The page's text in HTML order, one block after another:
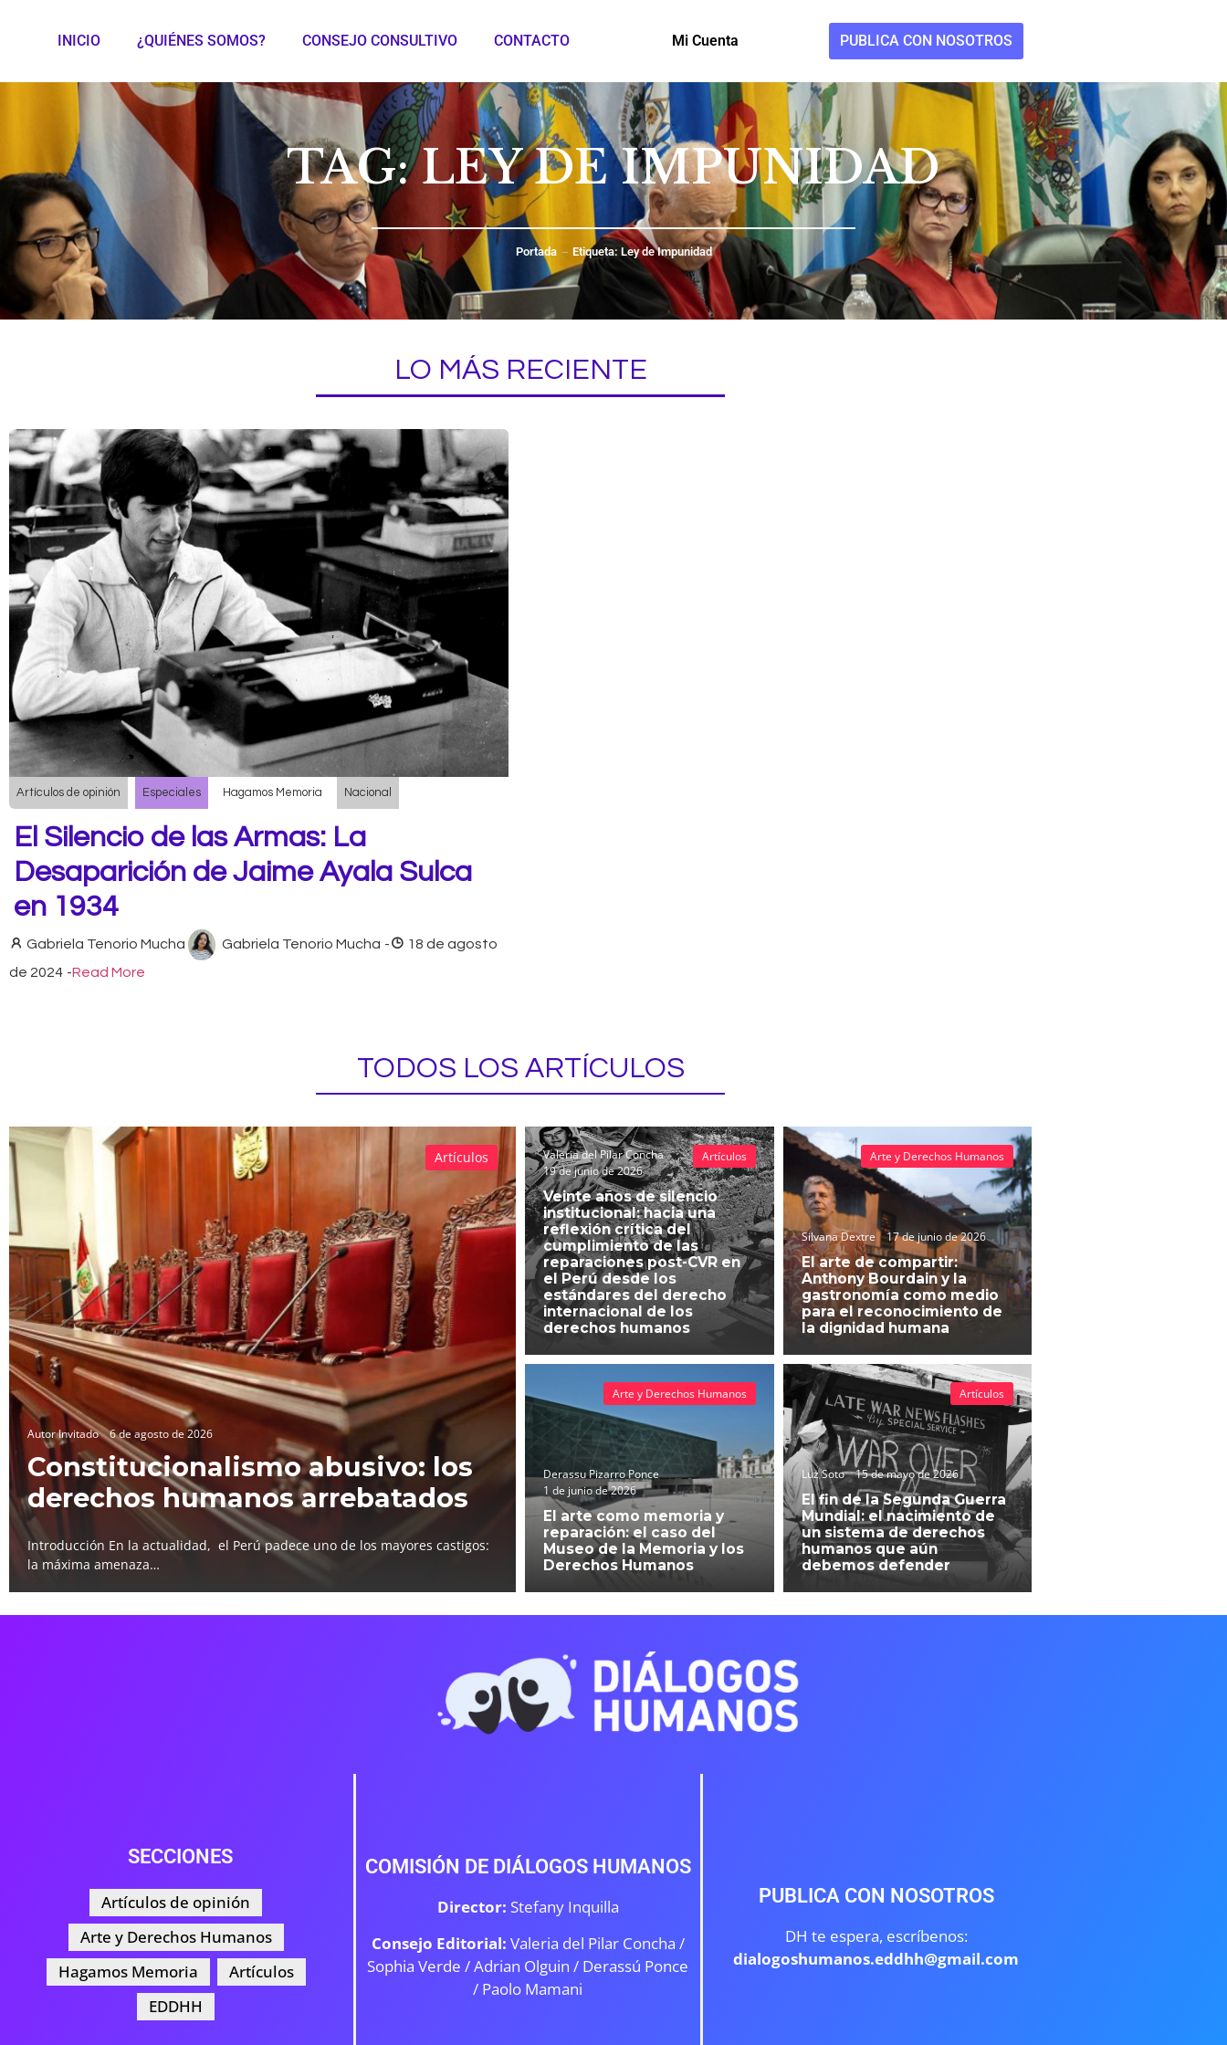
INICIO ¿QUIÉNES SOMOS? CONSEJO CONSULTIVO CONTACTO Mi Cuenta PUBLICA CON NOSOTROS
TAG: LEY DE IMPUNIDAD
Portada Etiqueta: Ley de Impunidad
LO MÁS RECIENTE
Artículos de opinión Especiales Hagamos Memoria Nacional
El Silencio de las Armas: La
Desaparición de Jaime Ayala Sulca
en 1934
Gabriela Tenorio Mucha Gabriela Tenorio Mucha -
18 de agosto
de 2024 -Read More
TODOS LOS ARTÍCULOS
Autor Invitado 6 de agosto de 2026
Constitucionalismo abusivo: los
derechos humanos arrebatados
Introducción En la actualidad, el Perú padece uno de los mayores castigos:
la máxima amenaza…
Artículos
Valeria del Pilar Concha
19 de junio de 2026
Veinte años de silencio
institucional: hacia una
reflexión crítica del
cumplimiento de las
reparaciones post-CVR en
el Perú desde los
estándares del derecho
internacional de los
derechos humanos
Artículos
Silvana Dextre 17 de junio de 2026
El arte de compartir:
Anthony Bourdain y la
gastronomía como medio
para el reconocimiento de
la dignidad humana
Arte y Derechos Humanos
Derassu Pizarro Ponce
1 de junio de 2026
El arte como memoria y
reparación: el caso del
Museo de la Memoria y los
Derechos Humanos
Arte y Derechos Humanos
Luz Soto 15 de mayo de 2026
El fin de la Segunda Guerra
Mundial: el nacimiento de
un sistema de derechos
humanos que aún
debemos defender
Artículos
SECCIONES
Artículos de opinión
Arte y Derechos Humanos
Hagamos Memoria
Artículos
EDDHH
COMISIÓN DE DIÁLOGOS HUMANOS
Director: Stefany Inquilla
Consejo Editorial: Valeria del Pilar Concha /
Sophia Verde /Adrian Olguin / Derassú Ponce
/ Paolo Mamani
PUBLICA CON NOSOTROS
DH te espera, escríbenos:
dialogoshumanos.eddhh@gmail.com